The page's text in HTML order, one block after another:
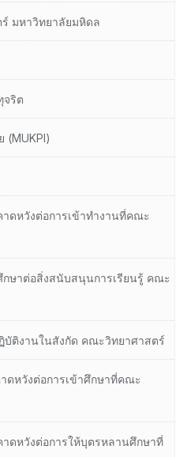
มหาวิทยาลัยมหิดล
จริต
(MUKPI)
ดหวังต่อการเข้าทำงานที่คณะ
กษาต่อสิ่งสนับสนุนการเรียนรู้ คณะ
บัติงานในสังกัด คณะวิทยาศาสตร์
ดหวังต่อการเข้าศึกษาที่คณะ
ดหวังต่อการให้บุตรหลานศึกษาที่